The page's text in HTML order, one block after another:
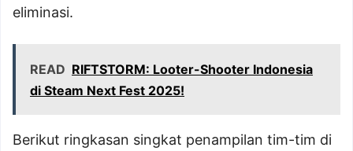
eliminasi.
READ RIFTSTORM: Looter-Shooter Indonesia
di Steam Next Fest 2025!
Berikut ringkasan singkat penampilan tim-tim di